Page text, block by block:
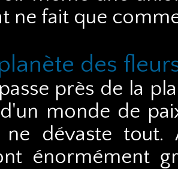
ne fait que
des
près de la
d'un monde de
ne dévaste
énormément